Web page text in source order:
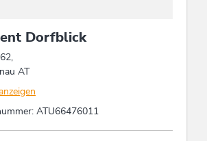
sind doppelt verglast, Einsatz von
Wärmepumpen etc., Mindestens 80
wird durch energieeffiziente
Dorfblick
AT
ATU66476011